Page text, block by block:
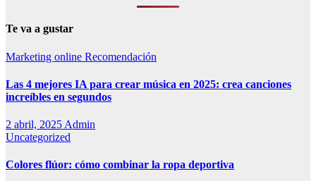
Te va a gustar
Marketing online Recomendación
Las 4 mejores IA para crear música en 2025: crea canciones
increíbles en segundos
2 abril, 2025 Admin
Uncategorized
Colores flúor: cómo combinar la ropa deportiva